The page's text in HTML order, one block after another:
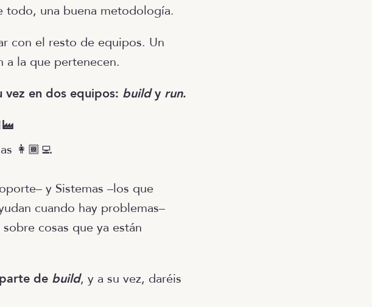
todo, una buena metodología.
con el resto de equipos. Un
la que pertenecen.
en dos equipos: buildy run.
👩🏾‍💻
y Sistemas –los que
cuando hay problemas–
cosas que ya están
de build, y a su vez, daréis